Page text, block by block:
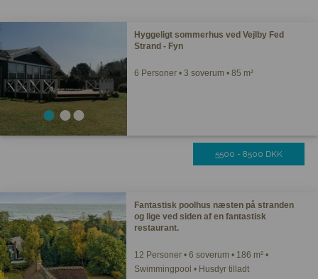
Hyggeligt sommerhus ved Vejlby Fed
Strand - Fyn
6 Personer • 3 soverum • 85 m²
5500 - 8500 DKK
Fantastisk poolhus næsten på stranden
og lige ved siden af en fantastisk
restaurant.
12 Personer • 6 soverum • 186 m² •
Swimmingpool • Husdyr tilladt